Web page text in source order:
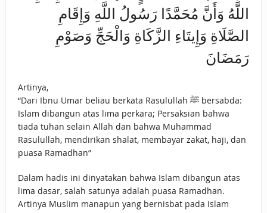
اللَّهُ وَأَنَّ مُحَمَّدًا رَسُولُ اللَّهِ وَإِقَامِ
الصَّلَاةِ وَإِيتَاءِ الزَّكَاةِ وَالْحَجِّ وَصَوْمِ
رَمَضَانَ
Artinya,
“Dari Ibnu Umar beliau berkata Rasulullah ﷺ bersabda:
Islam dibangun atas lima perkara; Persaksian bahwa
tiada tuhan selain Allah dan bahwa Muhammad
Rasulullah, mendirikan shalat, membayar zakat, haji, dan
puasa Ramadhan”
Dalam hadis ini dinyatakan bahwa Islam dibangun atas
lima dasar, salah satunya adalah puasa Ramadhan.
Artinya Muslim manapun yang bernisbat pada Islam